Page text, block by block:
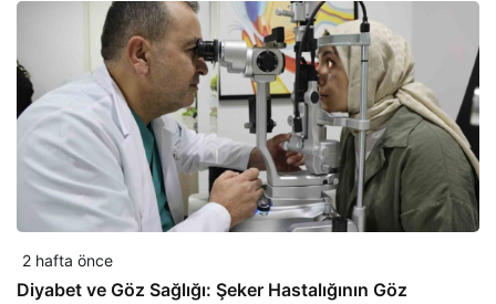
2 hafta önce
Diyabet ve Göz Sağlığı: Şeker Hastalığının Göz